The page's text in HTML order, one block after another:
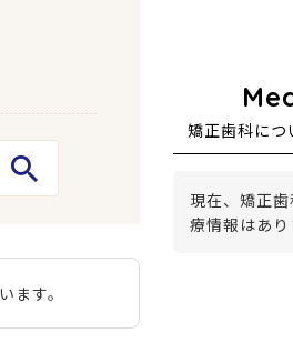
ます。
矯正歯科につ
現在、矯正
療情報はあり